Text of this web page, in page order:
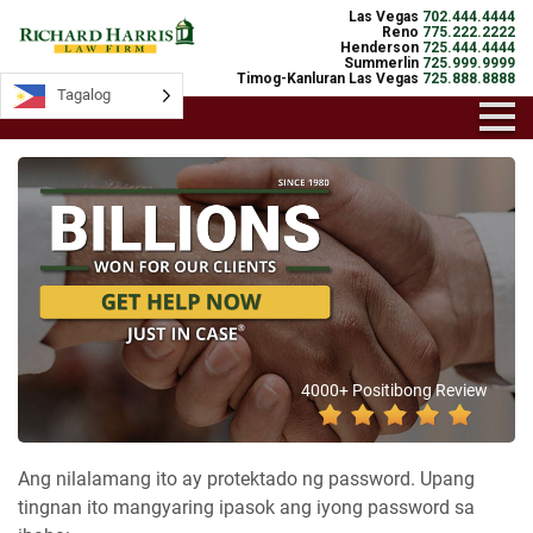
Las Vegas 702.444.4444
Reno 775.222.2222
Henderson 725.444.4444
Summerlin 725.999.9999
Timog-Kanluran Las Vegas 725.888.8888
4000+ Positibong Review
Ang nilalamang ito ay protektado ng password. Upang
tingnan ito mangyaring ipasok ang iyong password sa
Tagalog